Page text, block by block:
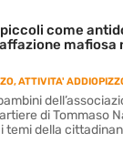
piccoli come
mafiosa
,ATTIVITA'
di Tommaso
temi della